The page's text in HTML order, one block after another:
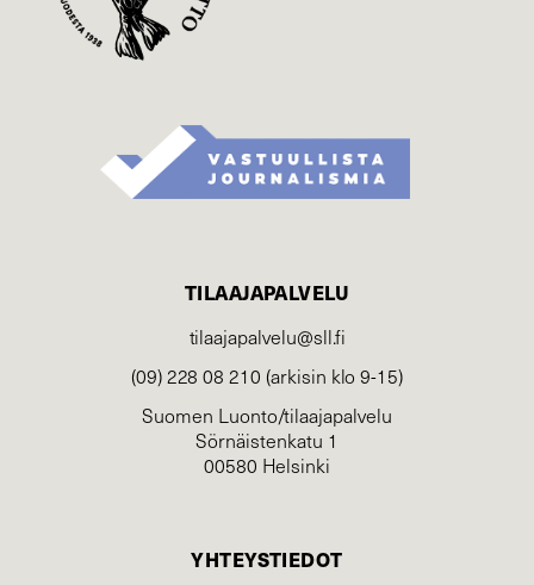
TILAAJAPALVELU
tilaajapalvelu@sll.fi
(09) 228 08 210 (arkisin klo 9-15)
Suomen Luonto/tilaajapalvelu
Sörnäistenkatu 1
00580 Helsinki
YHTEYSTIEDOT